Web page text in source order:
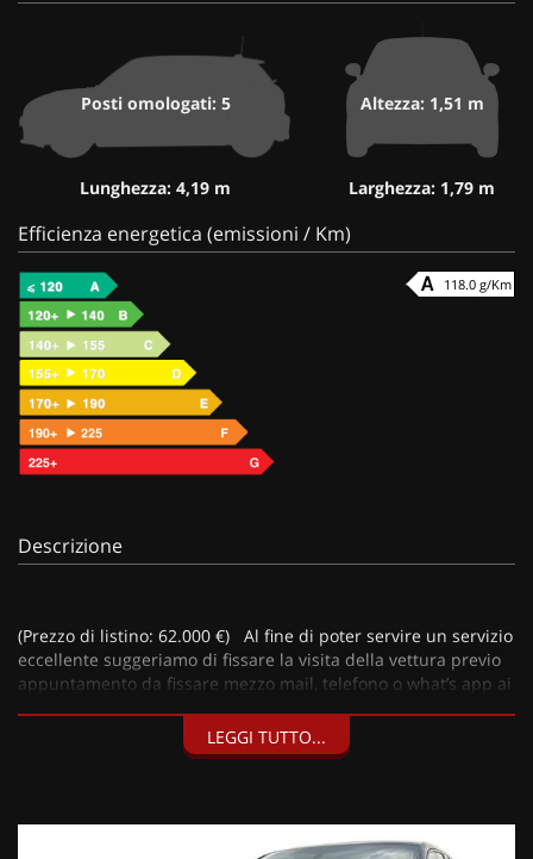
Posti omologati: 5
Lunghezza: 4,19 m
Altezza: 1,51 m
Larghezza: 1,79 m
Efficienza energetica (emissioni / Km)
118.0 g/Km
Descrizione
(Prezzo di listino: 62.000 €) Al fine di poter servire un servizio
eccellente suggeriamo di fissare la visita della vettura previo
appuntamento da fissare mezzo mail, telefono o what’s app ai
• Consegna a domicilio;
LEGGI TUTTO...